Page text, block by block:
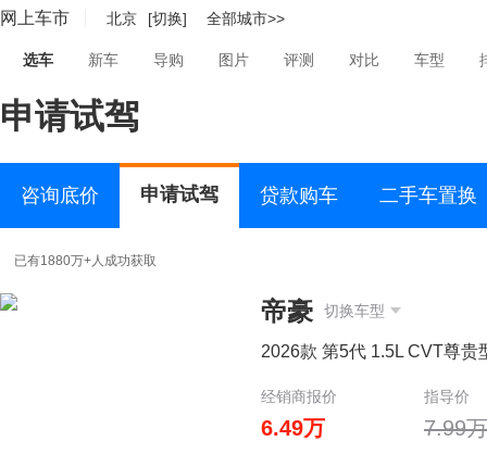
网上车市 北京 [切换] 全部城市>>
选车 新车 导购 图片 评测 对比 车型
申请试驾
咨询底价 申请试驾 贷款购车 二手车置换
已有1880万+人成功获取
帝豪 切换车型
2026款 第5代 1.5L CVT尊贵
经销商报价 指导价
6.49万 7.99万